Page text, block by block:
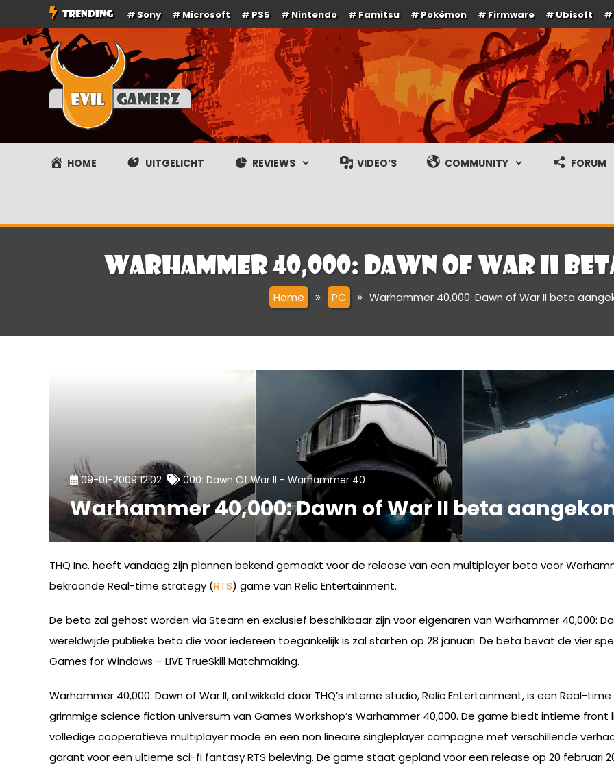
naar
de
TRENDING Sony Microsoft PS5 Nintendo Famitsu Pokémon Firmware Ubisoft
Evilgamerz
Het meest interessante game nieuws, reviews, coverage en gameplay streams
HOME UITGELICHT REVIEWS VIDEO’S COMMUNITY FORUM
Warhammer 40,000: Dawn of War II
Home PC Warhammer 40,000: Dawn of War II beta
09-01-2009 12:02 000: Dawn Of War II - Warhammer 40
Warhammer 40,000: Dawn of War II beta
THQ Inc. heeft vandaag zijn plannen bekend gemaakt voor de release van een multiplayer beta voor
bekroonde Real-time strategy (RTS) game van Relic Entertainment.
De beta zal gehost worden via Steam en exclusief beschikbaar zijn voor eigenaren van Warhammer 40,000:
wereldwijde publieke beta die voor iedereen toegankelijk is zal starten op 28 januari. De beta bevat de vier
Games for Windows – LIVE TrueSkill Matchmaking.
Warhammer 40,000: Dawn of War II, ontwikkeld door THQ’s interne studio, Relic Entertainment, is een Real-
grimmige science fiction universum van Games Workshop’s Warhammer 40,000. De game biedt intieme
volledige coöperatieve multiplayer mode en een non lineaire singleplayer campagne met verschillende
garant voor een ultieme sci-fi fantasy RTS beleving. De game staat gepland voor een release op 20 februari